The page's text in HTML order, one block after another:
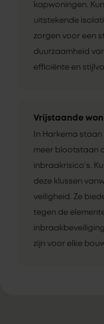
kapwoningen.
uitstekende
zorgen voor een
duurzaamheid
efficiënte en
Vrijstaande
In Harkema
meer blootstaan
inbraakrisico’s.
deze klussen
veiligheid. Ze
tegen de
zijn voor elke